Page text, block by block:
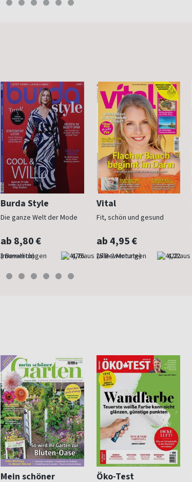
Burda Style
Die ganze Welt der Mode
ab 8,80 €
(monatlich) 4,76
Vital
Fit, schön und gesund
ab 4,95 €
(alle 2 Monate) 4,22
Mein schöner
Öko-Test